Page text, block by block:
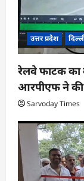
उत्तर प्रदेश
रेलवे फाटक का
आरपीएफ ने की
Sarvoday Times